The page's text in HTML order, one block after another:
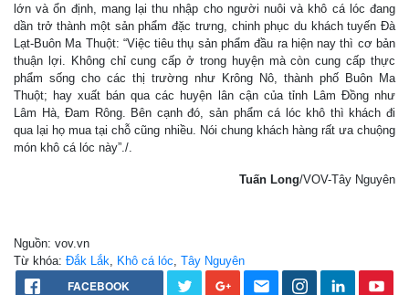
lớn và ổn định, mang lại thu nhập cho người nuôi và khô cá lóc đang
dần trở thành một sản phẩm đặc trưng, chinh phục du khách tuyến Đà
Lạt-Buôn Ma Thuột: “Việc tiêu thụ sản phẩm đầu ra hiện nay thì cơ bản
thuận lợi. Không chỉ cung cấp ở trong huyện mà còn cung cấp thực
phẩm sống cho các thị trường như Krông Nô, thành phố Buôn Ma
Thuột; hay xuất bán qua các huyện lân cận của tỉnh Lâm Đồng như
Lâm Hà, Đam Rông. Bên cạnh đó, sản phẩm cá lóc khô thì khách đi
qua lại họ mua tại chỗ cũng nhiều. Nói chung khách hàng rất ưa chuộng
món khô cá lóc này”./.
Tuấn Long/VOV-Tây Nguyên
Nguồn: vov.vn
Từ khóa: Đắk Lắk Khô cá lóc Tây Nguyên
FACEBOOK